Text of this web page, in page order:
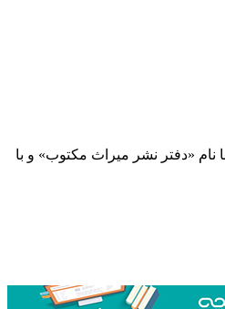
با نام «دفتر نشر میراث مكتوب» و با